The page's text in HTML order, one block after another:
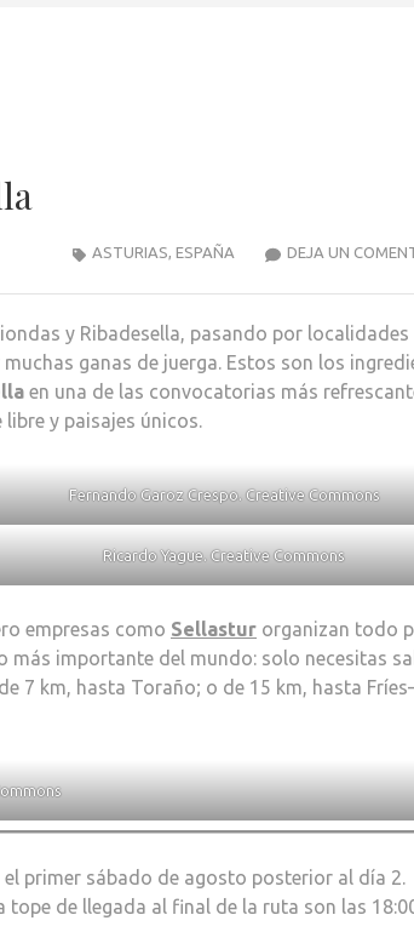
DEJA UN
ASTURIAS ESPAÑA
y Ribadesella, pasando por
ganas de juerga. Estos son los
en una de las convocatorias más
y paisajes únicos.
Fernando Garoz Crespo. Creative Commons
Ricardo Yague. Creative Commons
empresas como Sellastur organizan todo
más importante del mundo: solo necesitas
7 km, hasta Toraño; o de 15 km, hasta
el primer sábado de agosto posterior al día 2.
tope de llegada al final de la ruta son las